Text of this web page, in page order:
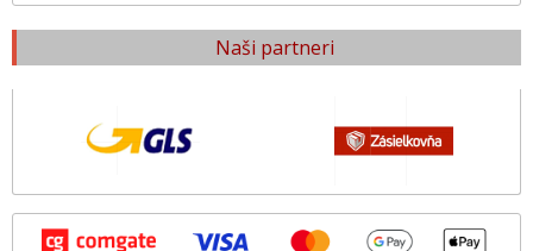
Naši partneri